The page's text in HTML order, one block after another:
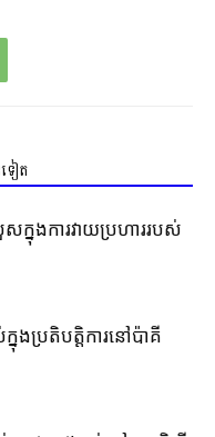
ៀត
នុងការវាយប្រហាររបស់
នុងប្រតិបត្តិការនៅប៉ាគី